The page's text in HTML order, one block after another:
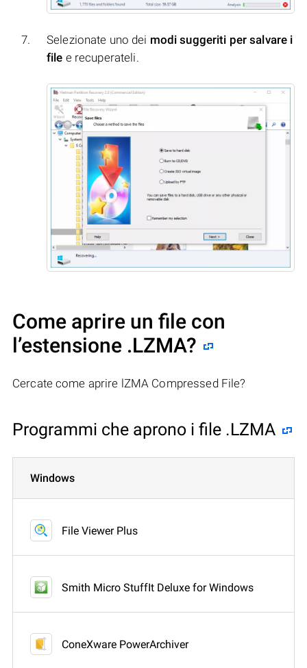
Selezionate uno dei modi suggeriti per salvare i
file e recuperateli.
Come aprire un file con
l’estensione .LZMA?
Cercate come aprire lZMA Compressed File?
Programmi che aprono i file .LZMA
Windows
File Viewer Plus
Smith Micro StuffIt Deluxe for Windows
ConeXware PowerArchiver